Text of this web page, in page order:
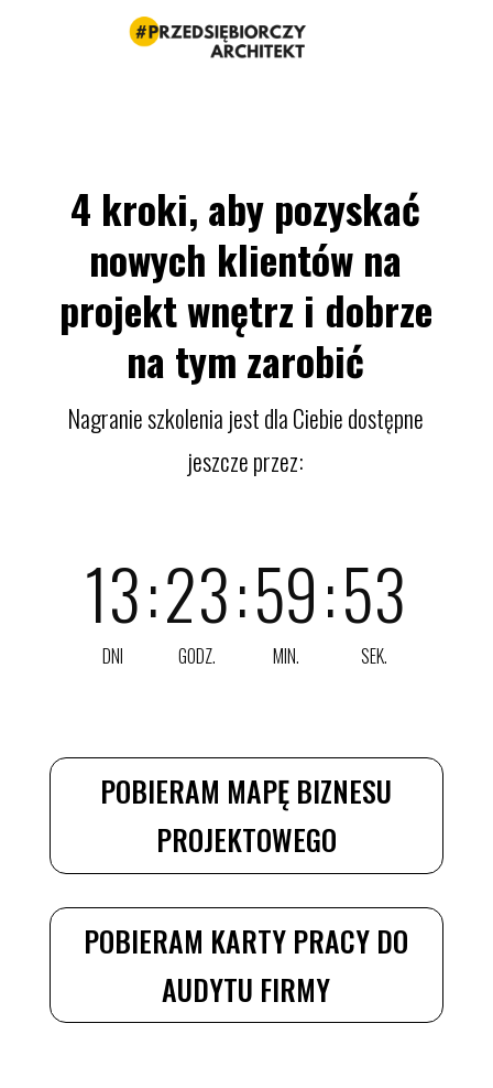
4 kroki, aby pozyskać
nowych klientów na
projekt wnętrz i dobrze
na tym zarobić
Nagranie szkolenia jest dla Ciebie dostępne
jeszcze przez:
13
DNI
:23
GODZ.
:59
MIN.
:51
SEK.
POBIERAM MAPĘ BIZNESU
PROJEKTOWEGO
POBIERAM KARTY PRACY DO
AUDYTU FIRMY